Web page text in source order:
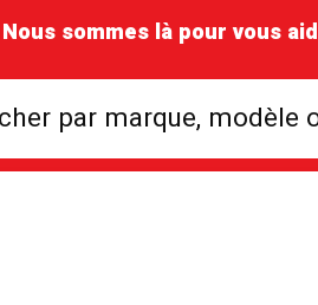
Nous sommes là pour vous
par marque, modèle